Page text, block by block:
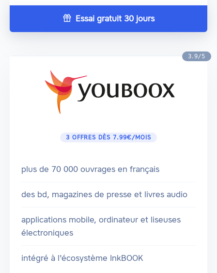
Essai gratuit 30 jours
3.9/5
3 OFFRES DÈS 7.99€/MOIS
plus de 70 000 ouvrages en français
des bd, magazines de presse et livres audio
applications mobile, ordinateur et liseuses
électroniques
intégré à l'écosystème InkBOOK